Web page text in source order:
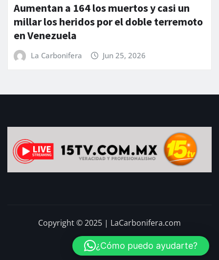
a 164 los muertos y casi un
heridos por el doble terremoto
Jun 25, 2026
Copyright © 2025 | LaCarbonifera.com
Inicio
¿Cómo puedo ayudarte?